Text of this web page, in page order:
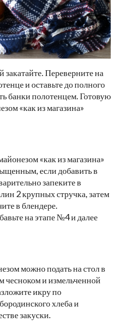
закатайте. Переверните на
и оставьте до полного
банки полотенцем. Готовую
«как из магазина»
«как из магазина»
если добавить в
запеките в
2 крупных стручка, затем
в блендере.
на этапе №4 и далее
можно подать на стол в
чесноком и измельченной
икру по
хлеба и
закуски.